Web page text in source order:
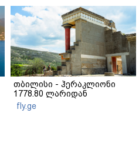
თბილისი - ჰერაკლიონი
1778.80 ლარიდან
fly.ge